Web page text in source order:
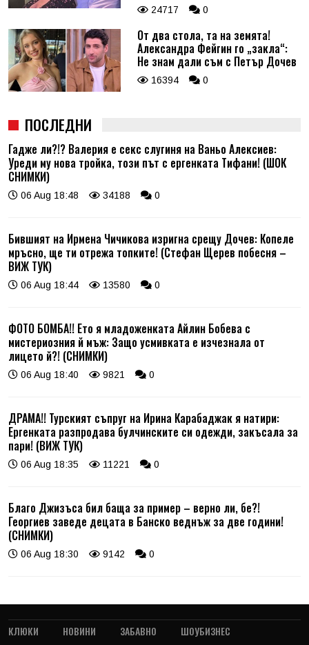
24717 0
От два стола, та на земята!
Александра Фейгин го „закла“:
Не знам дали съм с Петър Дочев
16394 0
ПОСЛЕДНИ
Гадже ли?!? Валерия е секс слугиня на Ваньо Алексиев:
Уреди му нова тройка, този път с ергенката Тифани! (ШОК
СНИМКИ)
06 Aug 18:48 34188 0
Бившият на Ирмена Чичикова изригна срещу Дочев: Копеле
мръсно, ще ти отрежа топките! (Стефан Щерев побесня –
ВИЖ ТУК)
06 Aug 18:44 13580 0
ФОТО БОМБА!! Ето я младоженката Айлин Бобева с
мистериозния й мъж: Защо усмивката е изчезнала от
лицето й?! (СНИМКИ)
06 Aug 18:40 9821 0
ДРАМА!! Турският съпруг на Ирина Карабаджак я натири:
Ергенката разпродава булчинските си одежди, закъсала за
пари! (ВИЖ ТУК)
06 Aug 18:35 11221 0
Благо Джизъса бил баща за пример – верно ли, бе?!
Георгиев заведе децата в Банско веднъж за две години!
(СНИМКИ)
06 Aug 18:30 9142 0
КЛЮКИ НОВИНИ ЗАБАВНО ШОУБИЗНЕС